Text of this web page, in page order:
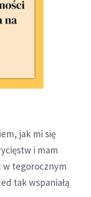
jak mi się
i mam
w tegorocznym
tak wspaniałą